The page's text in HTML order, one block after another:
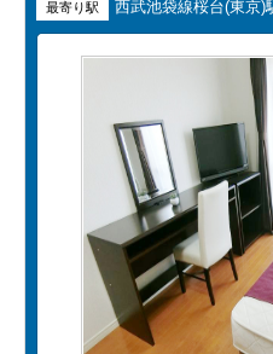
最寄り駅 西武池袋線桜台(東京